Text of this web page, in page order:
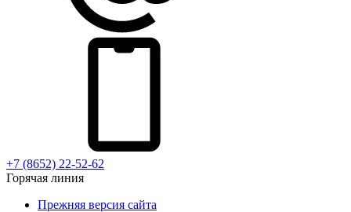
+7 (8652) 22-52-62
Горячая линия
Прежняя версия сайта